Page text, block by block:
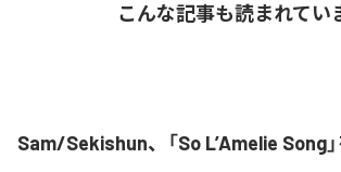
こんな記事も読まれてい
Sam/Sekishun、「So L’Amelie Song